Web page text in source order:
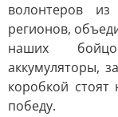
волонтеров
регионов,
наших
аккумуляторы,
коробкой
победу.